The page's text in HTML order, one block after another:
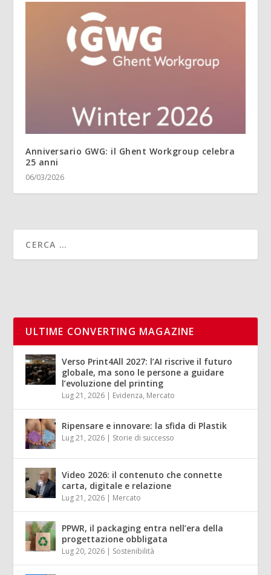
Anniversario GWG: il Ghent Workgroup celebra
25 anni
06/03/2026
ULTIME CONVERTING MAGAZINE
Verso Print4All 2027: l’AI riscrive il futuro
globale, ma sono le persone a guidare
l’evoluzione del printing
Lug 21, 2026 | Evidenza, Mercato
Ripensare e innovare: la sfida di Plastik
Lug 21, 2026 | Storie di successo
Video 2026: il contenuto che connette
carta, digitale e relazione
Lug 21, 2026 | Mercato
PPWR, il packaging entra nell’era della
progettazione obbligata
Lug 20, 2026 | Sostenibilità